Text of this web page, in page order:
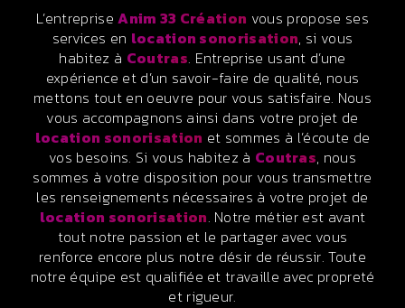
L’entrepriseAnim 33 Création vous propose ses
services en location sonorisation, si vous
habitez à Coutras. Entreprise usant d’une
expérience et d’un savoir-faire de qualité, nous
mettons tout en oeuvre pour vous satisfaire. Nous
vous accompagnons ainsi dans votre projet de
location sonorisation et sommes à l’écoute de
vos besoins. Si vous habitez à Coutras, nous
sommes à votre disposition pour vous transmettre
les renseignements nécessaires à votre projet de
location sonorisation. Notre métier est avant
tout notre passion et le partager avec vous
renforce encore plus notre désir de réussir. Toute
notre équipe est qualifiée et travaille avec propreté
et rigueur.